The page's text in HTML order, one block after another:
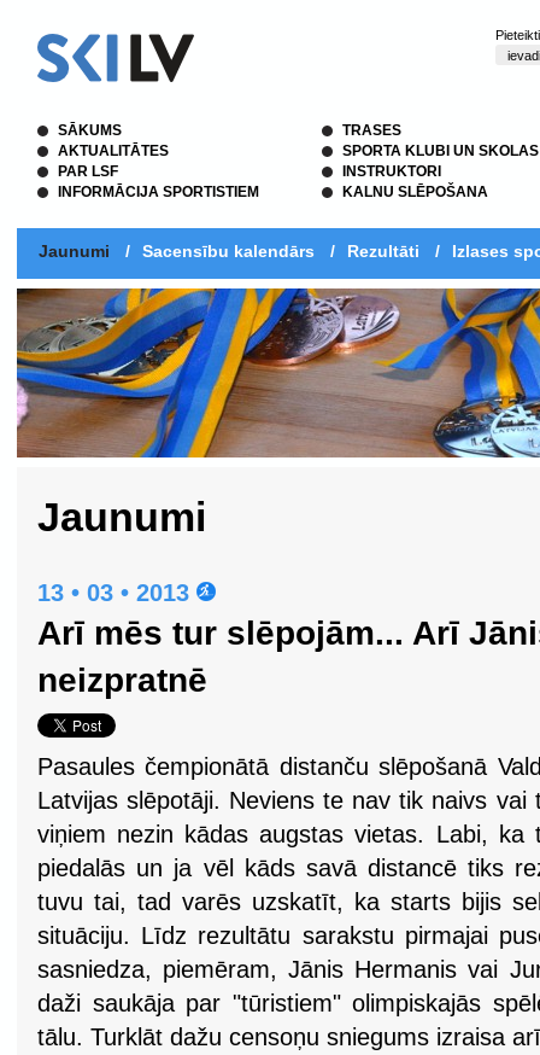
SĀKUMS
AKTUALITĀTES
PAR LSF
INFORMĀCIJA SPORTISTIEM
TRASES
SPORTA KLUBI UN SKOLAS
INSTRUKTORI
KALNU SLĒPOŠANA
Jaunumi / Sacensību kalendārs / Rezultāti / Izlases
Jaunumi
13 • 03 • 2013
Arī mēs tur slēpojām... Arī
neizpratnē
Pasaules čempionātā distanču slēpošanā
Latvijas slēpotāji. Neviens te nav tik naivs
viņiem nezin kādas augstas vietas. Labi, ka
piedalās un ja vēl kāds savā distancē tiks
tuvu tai, tad varēs uzskatīt, ka starts bijis
situāciju. Līdz rezultātu sarakstu pirmajai
sasniedza, piemēram, Jānis Hermanis vai
daži saukāja par "tūristiem" olimpiskajās
tālu. Turklāt dažu censoņu sniegums izraisa